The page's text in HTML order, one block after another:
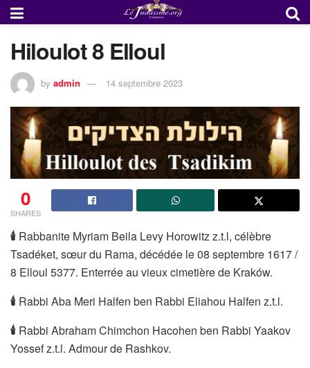
Hiloulot 8 Elloul
by admin 14 septembre 2023
0
SHARES
🕯 Rabbanite Myriam Beila Levy Horowitz z.t.l, célèbre
Tsadéket, sœur du Rama, décédée le 08 septembre 1617 /
8 Elloul 5377. Enterrée au vieux cimetière de Kraków.
🕯 Rabbi Aba Meri Halfen ben Rabbi Eliahou Halfen z.t.l.
🕯 Rabbi Abraham Chimchon Hacohen ben Rabbi Yaakov
Yossef z.t.l. Admour de Rashkov.